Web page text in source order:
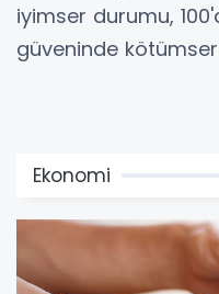
iyimser durumu,
güveninde
Ekonomi